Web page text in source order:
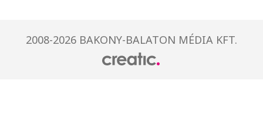
2008-2026 BAKONY-BALATON MÉDIA KFT.